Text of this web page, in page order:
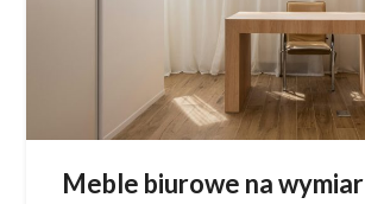
Meble biurowe na wymiar